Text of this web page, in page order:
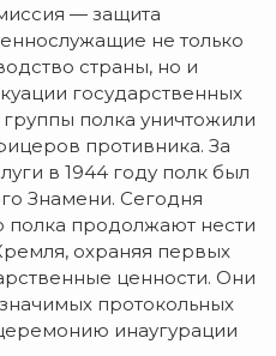
— защита
не только
страны, но и
государственных
полка уничтожили
противника. За
в 1944 году полк был
Знамени. Сегодня
полка продолжают нести
охраняя первых
ценности. Они
протокольных
инаугурации